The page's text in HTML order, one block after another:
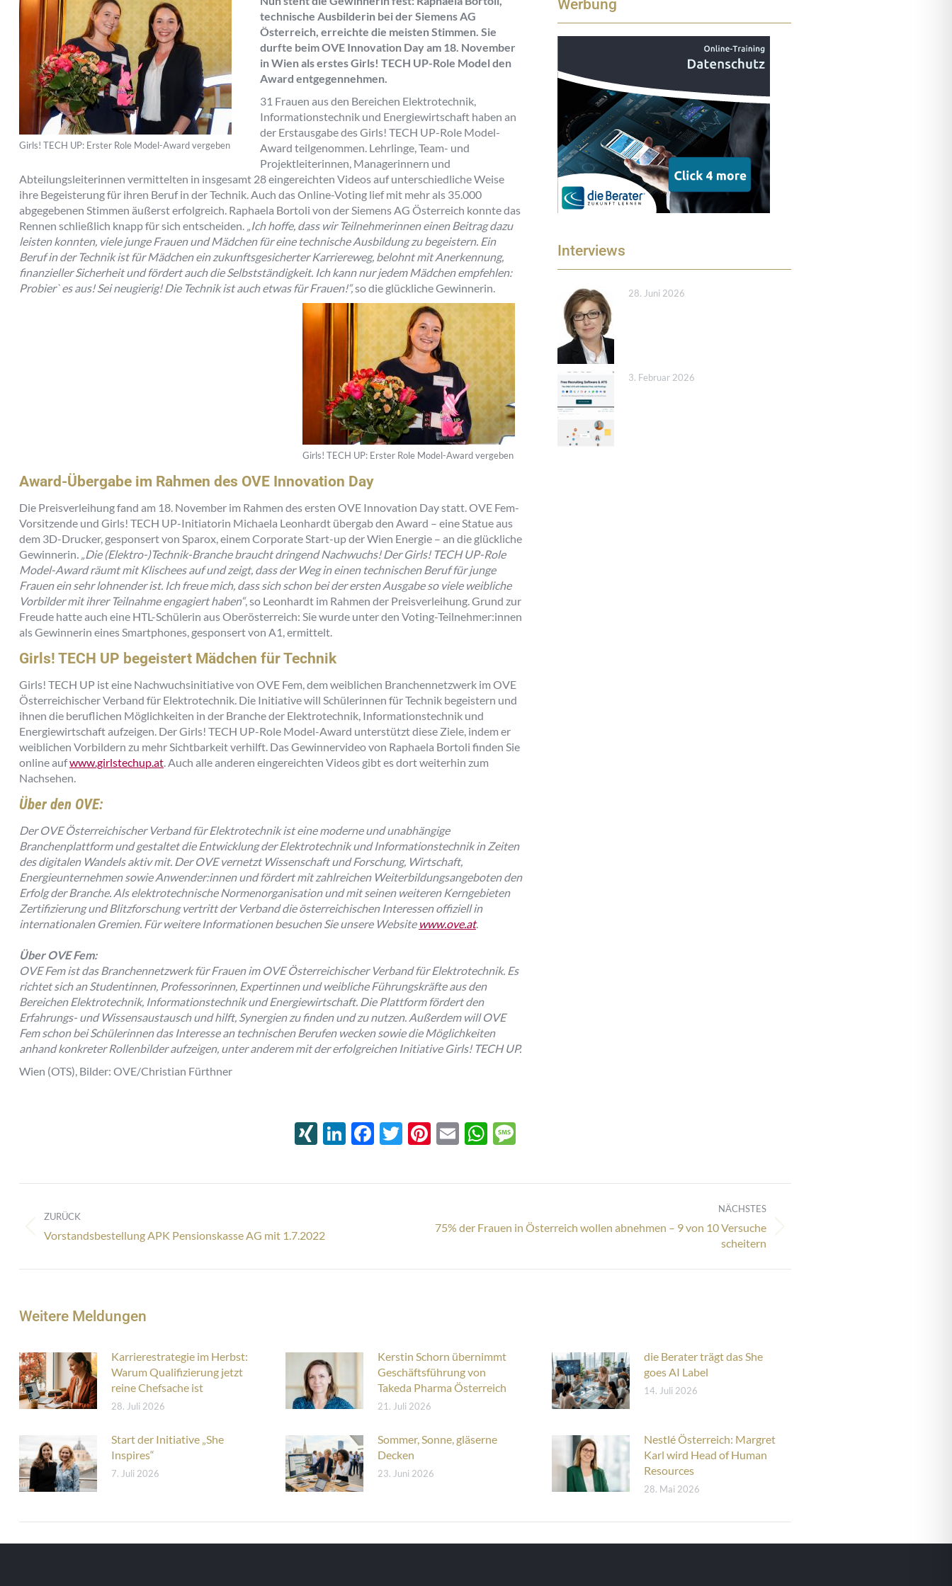
Girls! TECH UP: Erster Role Model-Award vergeben
technische Ausbilderin bei der Siemens AG
Österreich, erreichte die meisten Stimmen. Sie
durfte beim OVE Innovation Day am 18. November
in Wien als erstes Girls! TECH UP-Role Model den
Award entgegennehmen.
31 Frauen aus den Bereichen Elektrotechnik,
Informationstechnik und Energiewirtschaft haben an
der Erstausgabe des Girls! TECH UP-Role Model-
Award teilgenommen. Lehrlinge, Team- und
Projektleiterinnen, Managerinnern und
Abteilungsleiterinnen vermittelten in insgesamt 28 eingereichten Videos auf unterschiedliche Weise
ihre Begeisterung für ihren Beruf in der Technik. Auch das Online-Voting lief mit mehr als 35.000
abgegebenen Stimmen äußerst erfolgreich. Raphaela Bortoli von der Siemens AG Österreich konnte das
Rennen schließlich knapp für sich entscheiden. „Ich hoffe, dass wir Teilnehmerinnen einen Beitrag dazu
leisten konnten, viele junge Frauen und Mädchen für eine technische Ausbildung zu begeistern. Ein
Beruf in der Technik ist für Mädchen ein zukunftsgesicherter Karriereweg, belohnt mit Anerkennung,
finanzieller Sicherheit und fördert auch die Selbstständigkeit. Ich kann nur jedem Mädchen empfehlen:
Probier` es aus! Sei neugierig! Die Technik ist auch etwas für Frauen!“,so die glückliche Gewinnerin.
Girls! TECH UP: Erster Role Model-Award vergeben
Award-Übergabe im Rahmen des OVE Innovation Day
Die Preisverleihung fand am 18. November im Rahmen des ersten OVE Innovation Day statt. OVE Fem-
Vorsitzende und Girls! TECH UP-Initiatorin Michaela Leonhardt übergab den Award – eine Statue aus
dem 3D-Drucker, gesponsert von Sparox, einem Corporate Start-up der Wien Energie – an die glückliche
Gewinnerin. „Die (Elektro-)Technik-Branche braucht dringend Nachwuchs! Der Girls! TECH UP-Role
Model-Award räumt mit Klischees auf und zeigt, dass der Weg in einen technischen Beruf für junge
Frauen ein sehr lohnender ist. Ich freue mich, dass sich schon bei der ersten Ausgabe so viele weibliche
Vorbilder mit ihrer Teilnahme engagiert haben“, so Leonhardt im Rahmen der Preisverleihung. Grund zur
Freude hatte auch eine HTL-Schülerin aus Oberösterreich: Sie wurde unter den Voting-Teilnehmer:innen
als Gewinnerin eines Smartphones, gesponsert von A1, ermittelt.
Girls! TECH UP begeistert Mädchen für Technik
Girls! TECH UP ist eine Nachwuchsinitiative von OVE Fem, dem weiblichen Branchennetzwerk im OVE
Österreichischer Verband für Elektrotechnik. Die Initiative will Schülerinnen für Technik begeistern und
ihnen die beruflichen Möglichkeiten in der Branche der Elektrotechnik, Informationstechnik und
Energiewirtschaft aufzeigen. Der Girls! TECH UP-Role Model-Award unterstützt diese Ziele, indem er
weiblichen Vorbildern zu mehr Sichtbarkeit verhilft. Das Gewinnervideo von Raphaela Bortoli finden Sie
online aufwww.girlstechup.at. Auch alle anderen eingereichten Videos gibt es dort weiterhin zum
Nachsehen.
Über den OVE:
Der OVE Österreichischer Verband für Elektrotechnik ist eine moderne und unabhängige
Branchenplattform und gestaltet die Entwicklung der Elektrotechnik und Informationstechnik in Zeiten
des digitalen Wandels aktiv mit. Der OVE vernetzt Wissenschaft und Forschung, Wirtschaft,
Energieunternehmen sowie Anwender:innen und fördert mit zahlreichen Weiterbildungsangeboten den
Erfolg der Branche. Als elektrotechnische Normenorganisation und mit seinen weiteren Kerngebieten
Zertifizierung und Blitzforschung vertritt der Verband die österreichischen Interessen offiziell in
internationalen Gremien. Für weitere Informationen besuchen Sie unsere Website www.ove.at.
Über OVE Fem:
OVE Fem ist das Branchennetzwerk für Frauen im OVE Österreichischer Verband für Elektrotechnik. Es
richtet sich an Studentinnen, Professorinnen, Expertinnen und weibliche Führungskräfte aus den
Bereichen Elektrotechnik, Informationstechnik und Energiewirtschaft. Die Plattform fördert den
Erfahrungs- und Wissensaustausch und hilft, Synergien zu finden und zu nutzen. Außerdem will OVE
Fem schon bei Schülerinnen das Interesse an technischen Berufen wecken sowie die Möglichkeiten
anhand konkreter Rollenbilder aufzeigen, unter anderem mit der erfolgreichen Initiative Girls! TECH UP.
Wien (OTS), Bilder: OVE/Christian Fürthner
Werbung
Interviews
28. Juni 2026
3. Februar 2026
XINGLinkedIn
Facebook
Twitter
Pinterest
EmailWhatsApp
ZURÜCK
Vorheriger
Vorstandsbestellung APK Pensionskasse AG mit 1.7.2022
NÄCHSTES
Nächster
75% der Frauen in Österreich wollen abnehmen – 9 von 10 Versuche
scheitern
Weitere Meldungen
Karrierestrategie im Herbst:
Warum Qualifizierung jetzt
reine Chefsache ist
28. Juli 2026
Kerstin Schorn übernimmt
Geschäftsführung von
Takeda Pharma Österreich
21. Juli 2026
die Berater trägt das She
goes AI Label
14. Juli 2026
Start der Initiative „She
Inspires“
7. Juli 2026
Sommer, Sonne, gläserne
Decken
23. Juni 2026
Nestlé Österreich: Margret
Karl wird Head of Human
Resources
28. Mai 2026